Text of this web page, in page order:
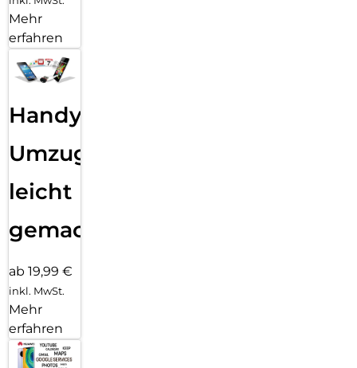
Mehr
erfahren
Handy
Umzug
leicht
gemacht!
ab 19,99 €
inkl. MwSt.
Mehr
erfahren